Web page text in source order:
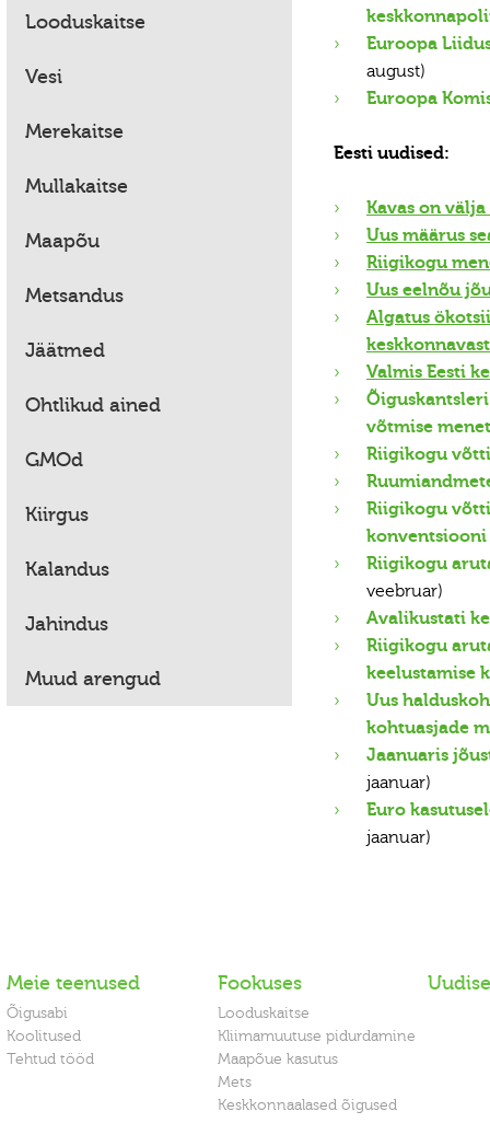
Looduskaitse
Vesi
Merekaitse
Mullakaitse
Maapõu
Metsandus
Jäätmed
Ohtlikud ained
GMOd
Kiirgus
Kalandus
Jahindus
Muud arengud
Euroopa
august)
Euroopa
Eesti uudised:
Kavas on
Uus määrus
Riigikogu
Uus eelnõu
Algatus
Valmis Eesti
võtmise
Riigikogu
Riigikogu
konventsiooni
Riigikogu
veebruar)
Avalikustati
Riigikogu
keelustamise
Uus
kohtuasjade
Jaanuaris
jaanuar)
Euro
jaanuar)
Meie teenused
Õigusabi
Koolitused
Tehtud tööd
Fookuses
Looduskaitse
Kliimamuutuse pidurdamine
Maapõue kasutus
Mets
Keskkonnaalased õigused